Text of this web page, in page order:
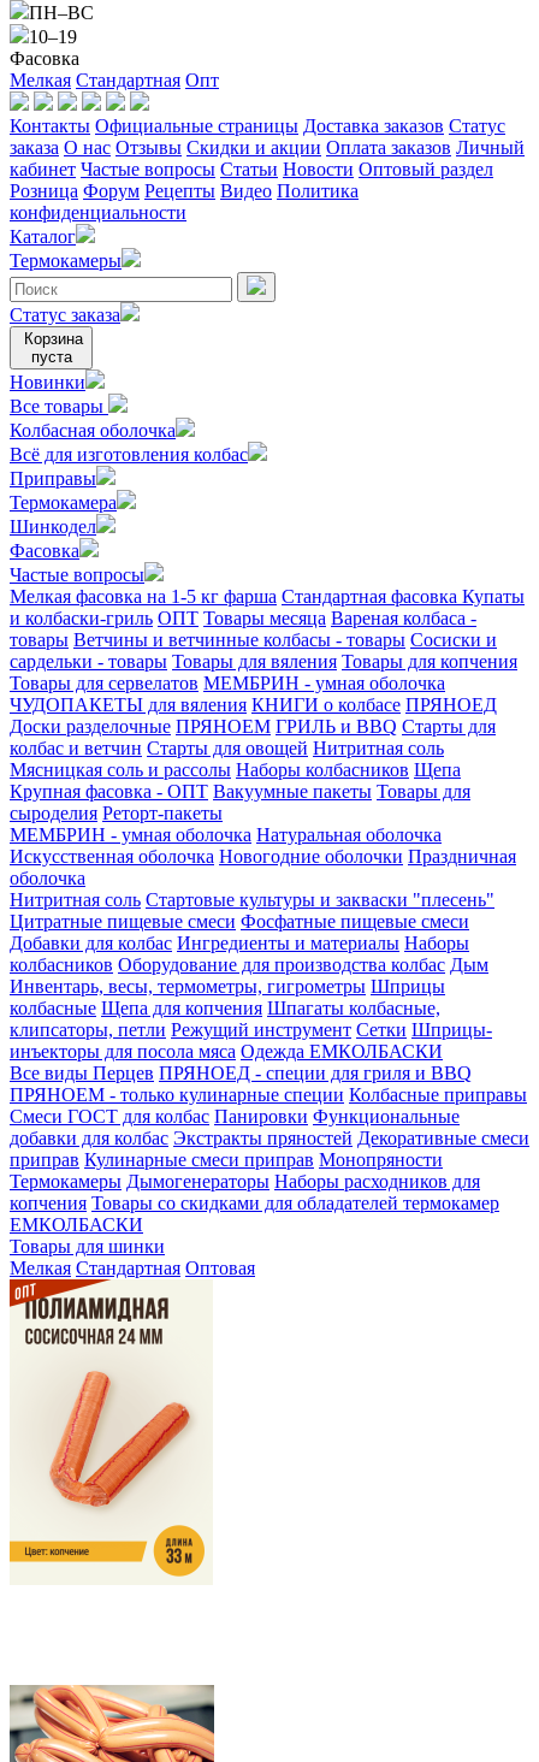
ПН–ВС
10–19
Фасовка
Мелкая Стандартная Опт
Контакты Официальные страницы Доставка заказов Статус
заказа О нас Отзывы Скидки и акции Оплата заказов Личный
кабинет Частые вопросы Статьи Новости Оптовый раздел
Розница Форум Рецепты Видео Политика
конфиденциальности
Каталог
Термокамеры
Статус заказа
Корзина
пуста
Новинки
Все товары
Колбасная оболочка
Всё для изготовления колбас
Приправы
Термокамера
Шинкодел
Фасовка
Частые вопросы
Мелкая фасовка на 1-5 кг фарша Стандартная фасовка Купаты
и колбаски-гриль ОПТ Товары месяца Вареная колбаса -
товары Ветчины и ветчинные колбасы - товары Сосиски и
сардельки - товары Товары для вяления Товары для копчения
Товары для сервелатов МЕМБРИН - умная оболочка
ЧУДОПАКЕТЫ для вяления КНИГИ о колбасе ПРЯНОЕД
Доски разделочные ПРЯНОЕМ ГРИЛЬ и BBQ Старты для
колбас и ветчин Старты для овощей Нитритная соль
Мясницкая соль и рассолы Наборы колбасников Щепа
Крупная фасовка - ОПТ Вакуумные пакеты Товары для
сыроделия Реторт-пакеты
МЕМБРИН - умная оболочка Натуральная оболочка
Искусственная оболочка Новогодние оболочки Праздничная
оболочка
Нитритная соль Стартовые культуры и закваски "плесень"
Цитратные пищевые смеси Фосфатные пищевые смеси
Добавки для колбас Ингредиенты и материалы Наборы
колбасников Оборудование для производства колбас Дым
Инвентарь, весы, термометры, гигрометры Шприцы
колбасные Щепа для копчения Шпагаты колбасные,
клипсаторы, петли Режущий инструмент Сетки Шприцы-
инъекторы для посола мяса Одежда ЕМКОЛБАСКИ
Все виды Перцев ПРЯНОЕД - специи для гриля и BBQ
ПРЯНОЕМ - только кулинарные специи Колбасные приправы
Смеси ГОСТ для колбас Панировки Функциональные
добавки для колбас Экстракты пряностей Декоративные смеси
приправ Кулинарные смеси приправ Монопряности
Термокамеры Дымогенераторы Наборы расходников для
копчения Товары со скидками для обладателей термокамер
ЕМКОЛБАСКИ
Товары для шинки
Мелкая Стандартная Оптовая